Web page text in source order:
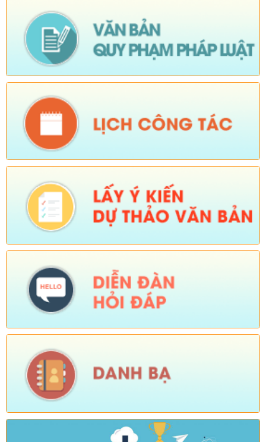
Số: 1839/KH-UBND
Tên:(KẾ HOẠCH Công tác phổ biến, giáo dục pháp luật 6
tháng cuối năm 2026 trên địa bàn xã Sì Lở Lầu)
Ngày ban hành: (05/08/2026) -Ngày hiệu lực: (04/08/2026)
Số: 1721/KH-UBND
Tên:(KẾ HOẠCH Tổ chức Hội nghị tổng kết năm học 2025-
Ngày ban hành: (04/08/2026)
Số: 1805/KH-UBND
Tên:
(KẾ HOẠCH Thực hiện cao điểm tuyên truyền, vận động
và hỗ trợ Nhân dân thu nhận, kích hoạt tài khoản định danh
điện tử mức độ 2, tích hợp sổ sức khoẻ điện tử, tài khoản an
Ngày ban hành: (04/08/2026) Ngày hiệu lực: (03/08/2026)
Số: Số:1813 /UBND-KT
Tên: (Về việc tăng cường các biện pháp phòng, chống bệnh
Cúm gia cầm type A/H5N1)
Tên:(KẾ HOẠCH Hành động 100 ngày xử lý dứt điểm các điểm
nghẽn về chuyển đổi số trên địa bàn xã Sì Lở Lầu)
Ngày ban hành: (04/08/2026) -Ngày hiệu lực: (03/08/2026)
Số:1826 /UBND-VHXH
Tên:(V/v tuyên truyền một số nội dung)